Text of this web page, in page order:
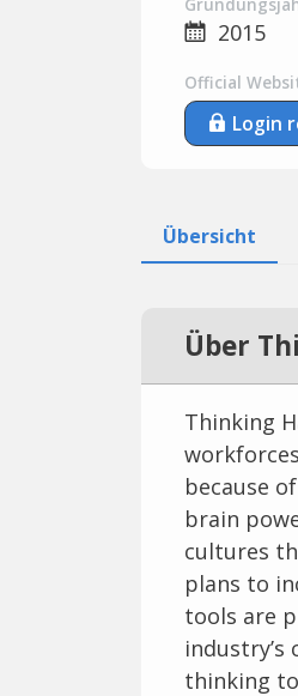
2015
Official
Login
Übersicht
Über
Thinking
because
brain
cultures
plans to
tools are
thinking